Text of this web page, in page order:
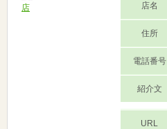
店名
住所
電話番号
紹介文
URL